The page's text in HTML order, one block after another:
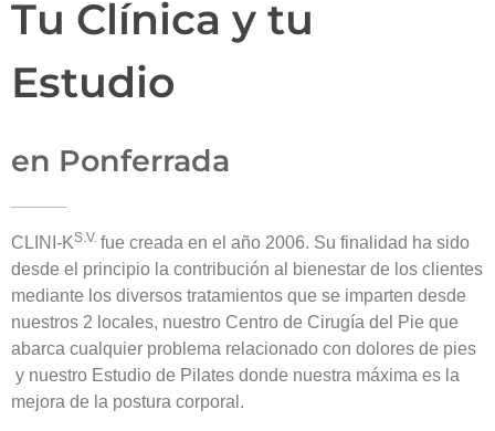
Tu Clínica y tu
Estudio
en Ponferrada
CLINI-KS.V. fue creada en el año 2006. Su finalidad ha sido
desde el principio la contribución al bienestar de los clientes
mediante los diversos tratamientos que se imparten desde
nuestros 2 locales, nuestro Centro de Cirugía del Pie que
abarca cualquier problema relacionado con dolores de pies
y nuestro Estudio de Pilates donde nuestra máxima es la
mejora de la postura corporal.